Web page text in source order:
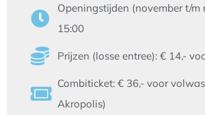
Openingstijden (november t/m
15:00
Prijzen (losse entree): € 14,-
Combiticket: € 36,- voor
Akropolis)